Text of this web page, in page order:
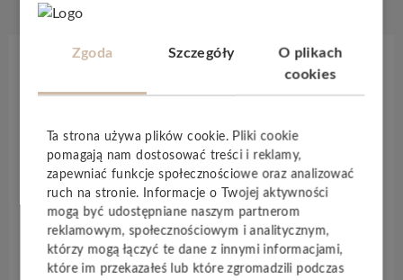
Panele podłogowez linii Classic 1050to
bezkompromisowajakość, klasycznydesign i
uniwersalnezastosowanie podłóg laminowanych.
Linia Classic 1050została stworzona z myślą o
klientach, którzy mająwysokie wymagania
wzornictwa i jakości.
Zgoda Szczegóły
O plikach
cookies
Ta strona używa plików cookie. Pliki cookie
pomagają nam dostosować treści i reklamy,
zapewniać funkcje społecznościowe oraz analizować
ruch na stronie. Informacje o Twojej aktywności
mogą być udostępniane naszym partnerom
reklamowym, społecznościowym i analitycznym,
którzy mogą łączyć te dane z innymi informacjami,
które im przekazałeś lub które zgromadzili podczas